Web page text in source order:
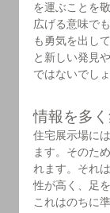
を運ぶことを
広げる意味で
も勇気を出し
と新しい発見
ではないでしょ
情報を多
住宅展示場に
ます。そのた
れます。それ
性が高く、足
これはのちに